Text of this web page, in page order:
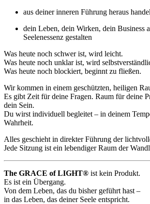
aus deiner inneren Führung heraus
dein Leben, dein Wirken, dein Business
Seelenessenz gestalten
Was heute noch schwer ist, wird leicht.
Was heute noch unklar ist, wird
Was heute noch blockiert, beginnt zu fließen.
Wir kommen in einem geschützten, heiligen
Es gibt Zeit für deine Fragen. Raum für deine
dein Sein.
Du wirst individuell begleitet – in deinem
Wahrheit.
Alles geschieht in direkter Führung der
Jede Sitzung ist ein lebendiger Raum der
The GRACE of LIGHT® ist kein Produkt.
Es ist ein Übergang.
Von dem Leben, das du bisher geführt hast –
in das Leben, das deiner Seele entspricht.